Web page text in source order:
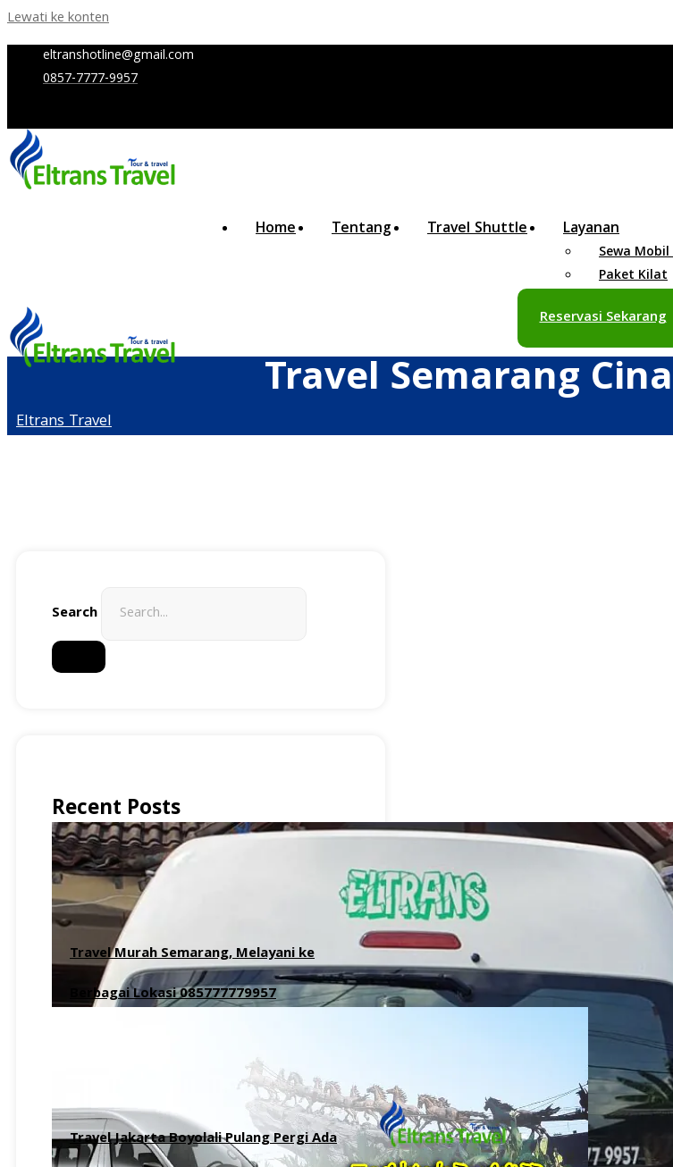
Lewati ke konten
eltranshotline@gmail.com
0857-7777-9957
Home Tentang Travel Shuttle Layanan
Sewa
Paket Kilat
Reservasi Sekarang
Travel Semarang
Eltrans Travel
Search
Recent Posts
Travel Murah Semarang, Melayani ke
Berbagai Lokasi 085777779957
Travel Jakarta Boyolali Pulang Pergi Ada